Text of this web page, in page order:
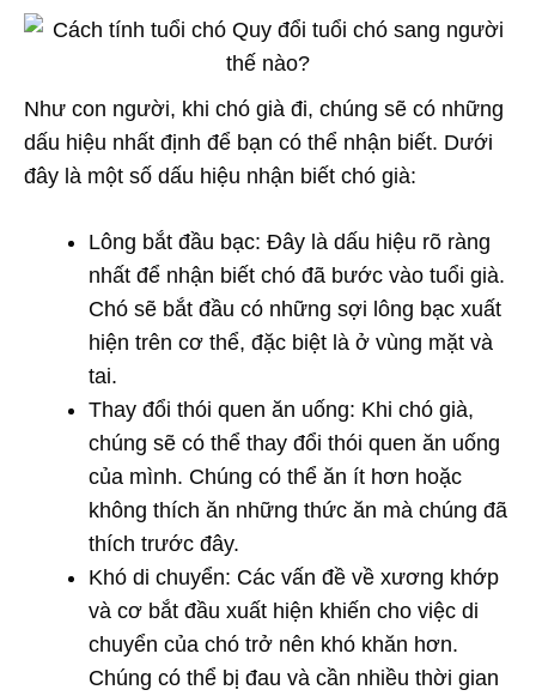
Như con người, khi chó già đi, chúng sẽ có những
dấu hiệu nhất định để bạn có thể nhận biết. Dưới
đây là một số dấu hiệu nhận biết chó già:
Lông bắt đầu bạc: Đây là dấu hiệu rõ ràng
nhất để nhận biết chó đã bước vào tuổi già.
Chó sẽ bắt đầu có những sợi lông bạc xuất
hiện trên cơ thể, đặc biệt là ở vùng mặt và
tai.
Thay đổi thói quen ăn uống: Khi chó già,
chúng sẽ có thể thay đổi thói quen ăn uống
của mình. Chúng có thể ăn ít hơn hoặc
không thích ăn những thức ăn mà chúng đã
thích trước đây.
Khó di chuyển: Các vấn đề về xương khớp
và cơ bắt đầu xuất hiện khiến cho việc di
chuyển của chó trở nên khó khăn hơn.
Chúng có thể bị đau và cần nhiều thời gian